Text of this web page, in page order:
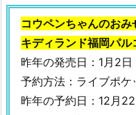
コウペンちゃんのおみ
キディランド福岡パル
昨年の発売日：1月2日
予約方法：ライブポケ
昨年の予約日：12月